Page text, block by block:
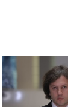
გადახედვა